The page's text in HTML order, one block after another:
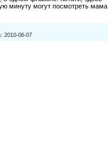
минуту могут посмотреть мама
2010-06-07